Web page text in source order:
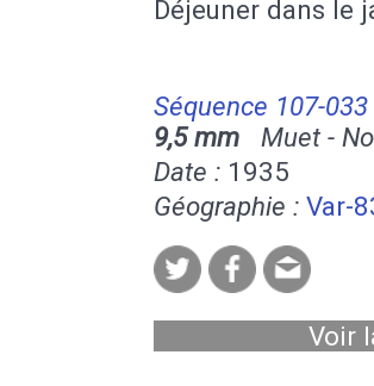
Déjeuner dans le
Séquence 107-033
9,5 mm Muet -
Date : 1935
Géographie : Var-
Voir